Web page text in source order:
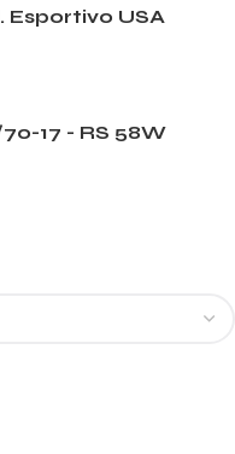
Esportivo USA
17 - RS 58W